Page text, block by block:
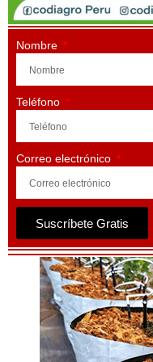
Nombre
Teléfono
Correo electrónico
Suscríbete Gratis